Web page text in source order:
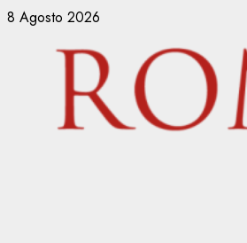
Vai
contenuto
8 Agosto 2026